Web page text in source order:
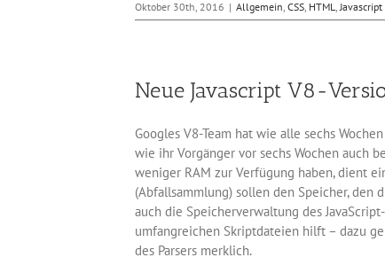
Oktober 30th, 2016 | Allgemein, CSS, HTML,Javascript
Neue Javascript V8-
Googles V8-Team hat wie alle sechs
wie ihr Vorgänger vor sechs Wochen auch
weniger RAM zur Verfügung haben, dient
(Abfallsammlung) sollen den Speicher, den
auch die Speicherverwaltung des
umfangreichen Skriptdateien hilft – dazu
des Parsers merklich.